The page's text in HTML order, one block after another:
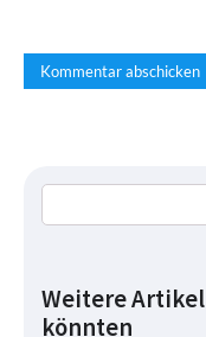
Weitere
könnten